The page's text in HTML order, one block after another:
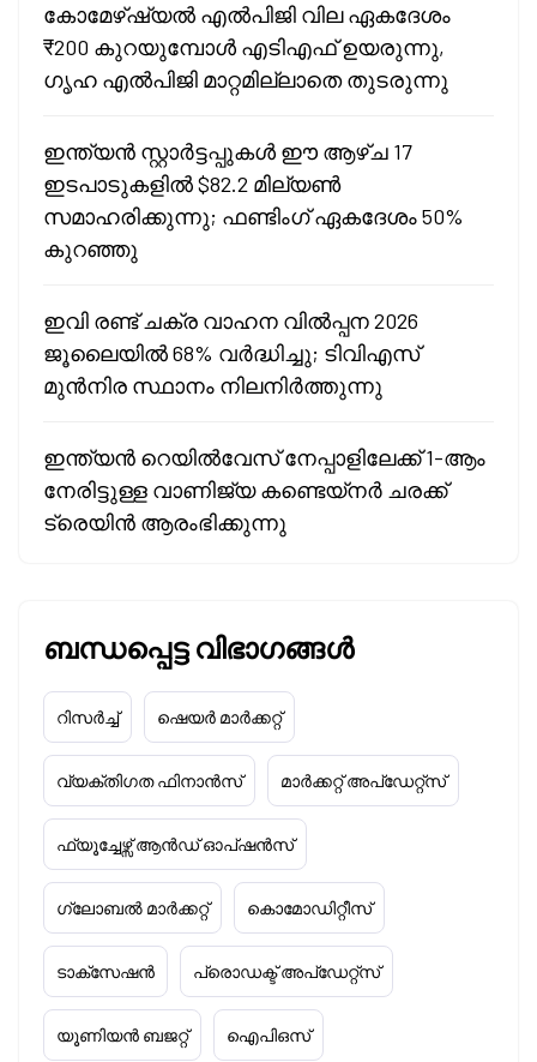
കോമേഴ്ഷ്യൽ എൽപിജി വില ഏകദേശം
₹200 കുറയുമ്പോൾ എടിഎഫ് ഉയരുന്നു,
ഗൃഹ എൽപിജി മാറ്റമില്ലാതെ തുടരുന്നു
ഇന്ത്യൻ സ്റ്റാർട്ടപ്പുകൾ ഈ ആഴ്ച 17
ഇടപാടുകളിൽ $82.2 മില്യൺ
സമാഹരിക്കുന്നു; ഫണ്ടിംഗ് ഏകദേശം 50%
കുറഞ്ഞു
ഇവി രണ്ട് ചക്ര വാഹന വിൽപ്പന 2026
ജൂലൈയിൽ 68% വർദ്ധിച്ചു; ടിവിഎസ്
മുൻനിര സ്ഥാനം നിലനിർത്തുന്നു
ഇന്ത്യൻ റെയിൽവേസ് നേപ്പാളിലേക്ക് 1-ആം
നേരിട്ടുള്ള വാണിജ്യ കണ്ടെയ്‌നർ ചരക്ക്
ട്രെയിൻ ആരംഭിക്കുന്നു
ബന്ധപ്പെട്ട വിഭാഗങ്ങൾ
റിസർച്ച് ഷെയർ മാർക്കറ്റ്
വ്യക്തിഗത ഫിനാൻസ് മാർക്കറ്റ് അപ്‌ഡേറ്റ്സ്
ഫ്യൂച്ചേഴ്സ് ആൻഡ് ഓപ്ഷൻസ്
ഗ്ലോബൽ മാർക്കറ്റ് കൊമോഡിറ്റീസ്
ടാക്‌സേഷൻ പ്രൊഡക്ട് അപ്‌ഡേറ്റ്സ്
യൂണിയൻ ബജറ്റ് ഐപിഒസ്